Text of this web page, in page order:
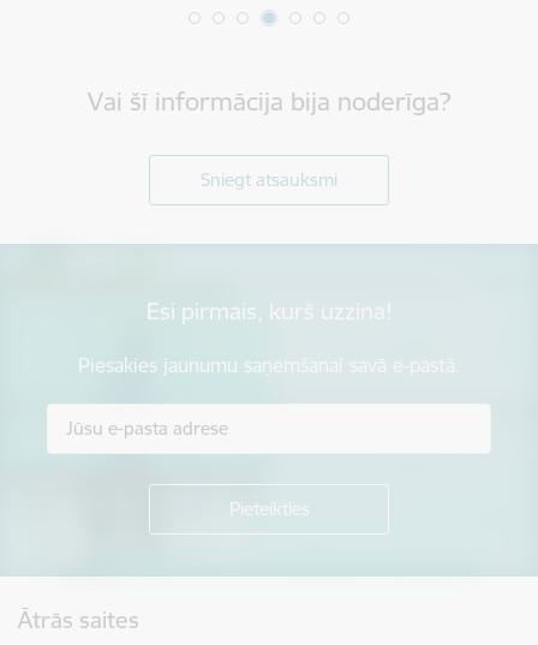
Vai šī informācija bija noderīga?
Sniegt atsauksmi
Esi pirmais, kurš uzzina!
Piesakies jaunumu saņemšanai savā e-pastā.
Ātrās saites